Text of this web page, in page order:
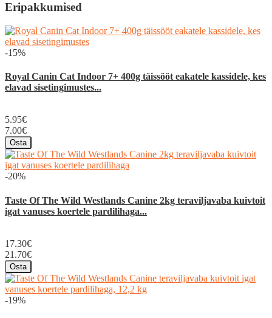
Eripakkumised
-15%
Royal Canin Cat Indoor 7+ 400g täissööt eakatele kassidele, kes
elavad sisetingimustes...
5.95€
7.00€
Osta
-20%
Taste Of The Wild Westlands Canine 2kg teraviljavaba kuivtoit
igat vanuses koertele pardilihaga...
17.30€
21.70€
Osta
-19%